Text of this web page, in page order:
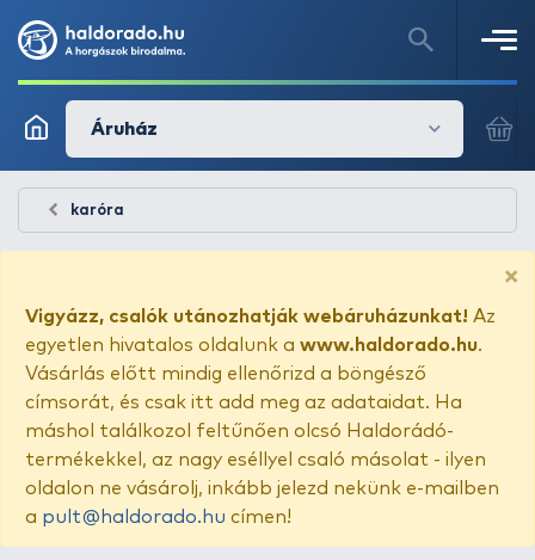
Áruház
karóra
×
Vigyázz, csalók utánozhatják webáruházunkat! Az
egyetlen hivatalos oldalunk a www.haldorado.hu.
Vásárlás előtt mindig ellenőrizd a böngésző
címsorát, és csak itt add meg az adataidat. Ha
máshol találkozol feltűnően olcsó Haldorádó-
termékekkel, az nagy eséllyel csaló másolat - ilyen
oldalon ne vásárolj, inkább jelezd nekünk e-mailben
a pult@haldorado.hu címen!